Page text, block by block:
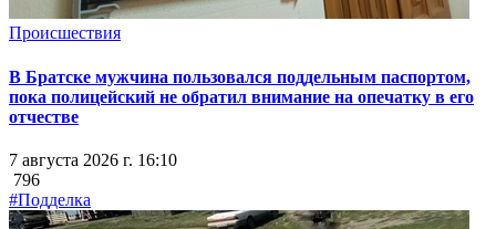
Происшествия
В Братске мужчина пользовался поддельным паспортом,
пока полицейский не обратил внимание на опечатку в его
отчестве
7 августа 2026 г. 16:10
796
#Подделка